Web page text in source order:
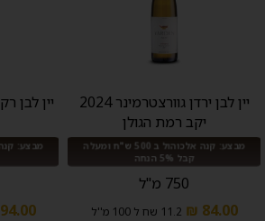
יין לבן ירדן גוורצטרמינר 2024
יקב רמת הגולן
מבצע: קנה אלכוהול ב 500 ש"ח ומעלה
קבל 5% הנחה
750 מ"ל
84.00 ₪
11.2 שח ל 100 מ''ל
94.00 ₪